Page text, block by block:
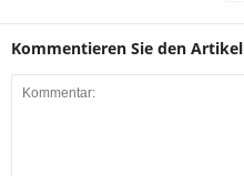
Kommentieren Sie den Artikel